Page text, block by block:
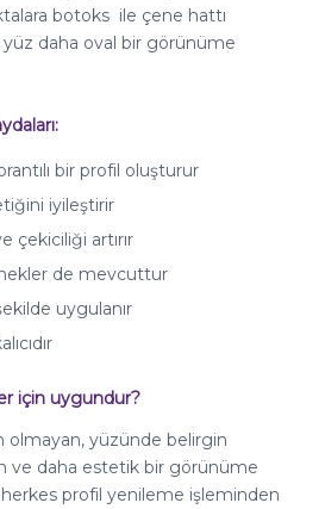
botoks ile çene hattı
daha oval bir görünüme
bir profil oluşturur
iyileştirir
çekiciliği artırır
de mevcuttur
uygulanır
için uygundur?
yüzünde belirgin
ve daha estetik bir görünüme
profil yenileme işleminden